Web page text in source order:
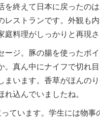
終えて日本に戻ったの
レストランです。外観も
庭料理がしっかりと再現
ジ。豚の腸を使ったボ
。真ん中にナイフで切れ
まいます。香草がほんの
込んでいましたね。
ています。学生には物事